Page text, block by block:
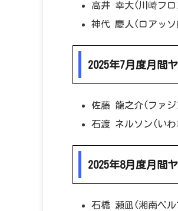
高井 幸大(川崎フロ
神代 慶人(ロアッソ
2025年7月度月間
佐藤 龍之介(ファジ
石渡 ネルソン(いわ
2025年8月度月間
石橋 瀬凪(湘南ベル